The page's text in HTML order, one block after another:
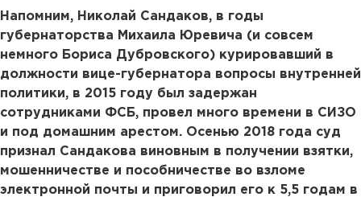
Напомним, Николай Сандаков, в годы
губернаторства Михаила Юревича (и совсем
немного Бориса Дубровского) курировавший в
должности вице-губернатора вопросы внутренней
политики, в 2015 году был задержан
сотрудниками ФСБ, провел много времени в СИЗО
и под домашним арестом. Осенью 2018 года суд
признал Сандакова виновным в получении взятки,
мошенничестве и пособничестве во взломе
электронной почты и приговорил его к 5,5 годам в